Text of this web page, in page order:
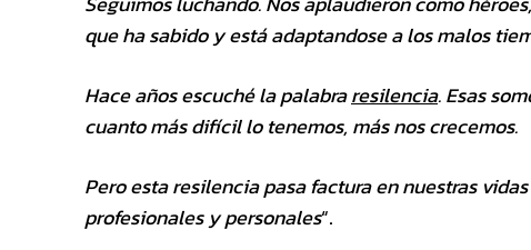
que ha sabido y está adaptandose a los malos
Hace años escuché la palabraresilencia. Esas
cuanto más difícil lo tenemos, más nos crecemos.
Pero esta resilencia pasa factura en nuestras
profesionales y personales“.